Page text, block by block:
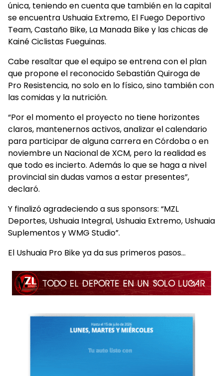
única, teniendo en cuenta que también en la capital
se encuentra Ushuaia Extremo, El Fuego Deportivo
Team, Castaño Bike, La Manada Bike y las chicas de
Kainé Ciclistas Fueguinas.
Cabe resaltar que el equipo se entrena con el plan
que propone el reconocido Sebastián Quiroga de
Pro Resistencia, no solo en lo físico, sino también con
las comidas y la nutrición.
“Por el momento el proyecto no tiene horizontes
claros, mantenernos activos, analizar el calendario
para participar de alguna carrera en Córdoba o en
noviembre un Nacional de XCM, pero la realidad es
que todo es incierto. Además lo que se haga a nivel
provincial sin dudas vamos a estar presentes”,
declaró.
Y finalizó agradeciendo a sus sponsors: “MZL
Deportes, Ushuaia Integral, Ushuaia Extremo, Ushuaia
Suplementos y WMG Studio”.
El Ushuaia Pro Bike ya da sus primeros pasos…